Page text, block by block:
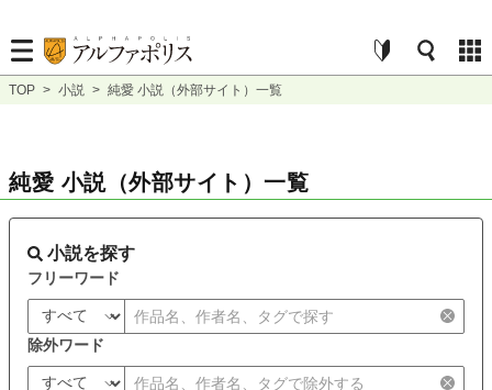
TOP > 小説 > 純愛 小説（外部サイト）一覧
純愛 小説（外部サイト）一覧
小説を探す
フリーワード
除外ワード